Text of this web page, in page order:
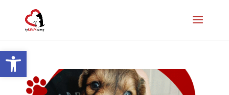
Otwórz pasek narzędzi